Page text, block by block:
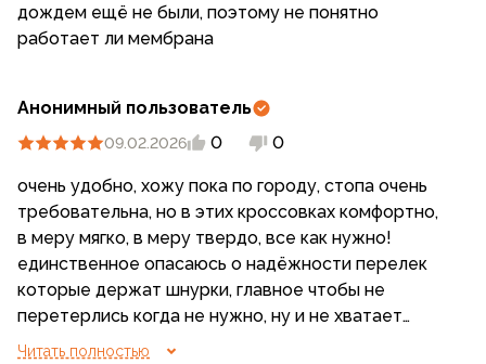
дождем ещё не были, поэтому не понятно
работает ли мембрана
Анонимный пользователь
09.02.2026 0 0
очень удобно, хожу пока по городу, стопа очень
требовательна, но в этих кроссовках комфортно,
в меру мягко, в меру твердо, все как нужно!
единственное опасаюсь о надёжности перелек
которые держат шнурки, главное чтобы не
перетерлись когда не нужно, ну и не хватает
крючков-это удобно когда высокая шнуровка, но
Читать полностью